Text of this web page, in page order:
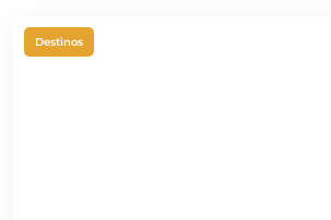
Destinos